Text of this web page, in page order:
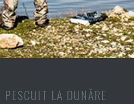
LA DUNĂRE